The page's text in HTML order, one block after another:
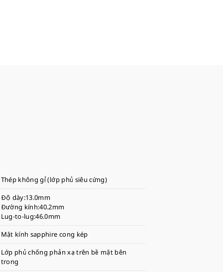
Thép không gỉ (lớp phủ siêu cứng)
Độ dày:13.0mm
Đường kính:40.2mm
Lug-to-lug:46.0mm
Mặt kính sapphire cong kép
Lớp phủ chống phản xạ trên bề mặt bên
trong